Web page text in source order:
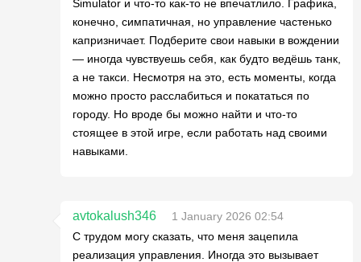
Simulator и что-то как-то не впечатлило. Графика,
конечно, симпатичная, но управление частенько
капризничает. Подберите свои навыки в вождении
— иногда чувствуешь себя, как будто ведёшь танк,
а не такси. Несмотря на это, есть моменты, когда
можно просто расслабиться и покататься по
городу. Но вроде бы можно найти и что-то
стоящее в этой игре, если работать над своими
навыками.
avtokalush346
1 January 2026 02:54
С трудом могу сказать, что меня зацепила
реализация управления. Иногда это вызывает